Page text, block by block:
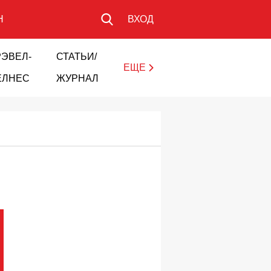
ВХОД
СТАТЬИ/
ЖУРНАЛ
ЕЩЕ